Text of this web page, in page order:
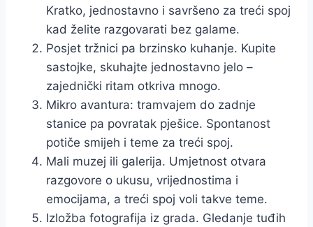
Kratko, jednostavno i savršeno za treći spoj
kad želite razgovarati bez galame.
Posjet tržnici pa brzinsko kuhanje. Kupite
sastojke, skuhajte jednostavno jelo –
zajednički ritam otkriva mnogo.
Mikro avantura: tramvajem do zadnje
stanice pa povratak pješice. Spontanost
potiče smijeh i teme za treći spoj.
Mali muzej ili galerija. Umjetnost otvara
razgovore o ukusu, vrijednostima i
emocijama, a treći spoj voli takve teme.
Izložba fotografija iz grada. Gledanje tuđih